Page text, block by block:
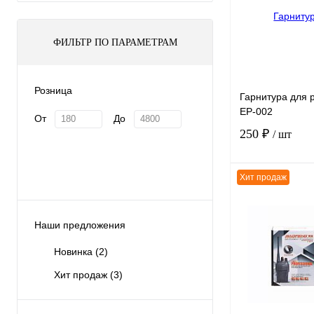
ФИЛЬТР ПО ПАРАМЕТРАМ
Розница
От До
Наши предложения
Новинка (2)
Хит продаж (3)
Гарнитура для
EP-002
250 ₽ / шт
К сравнению
В избранное
Хит продаж